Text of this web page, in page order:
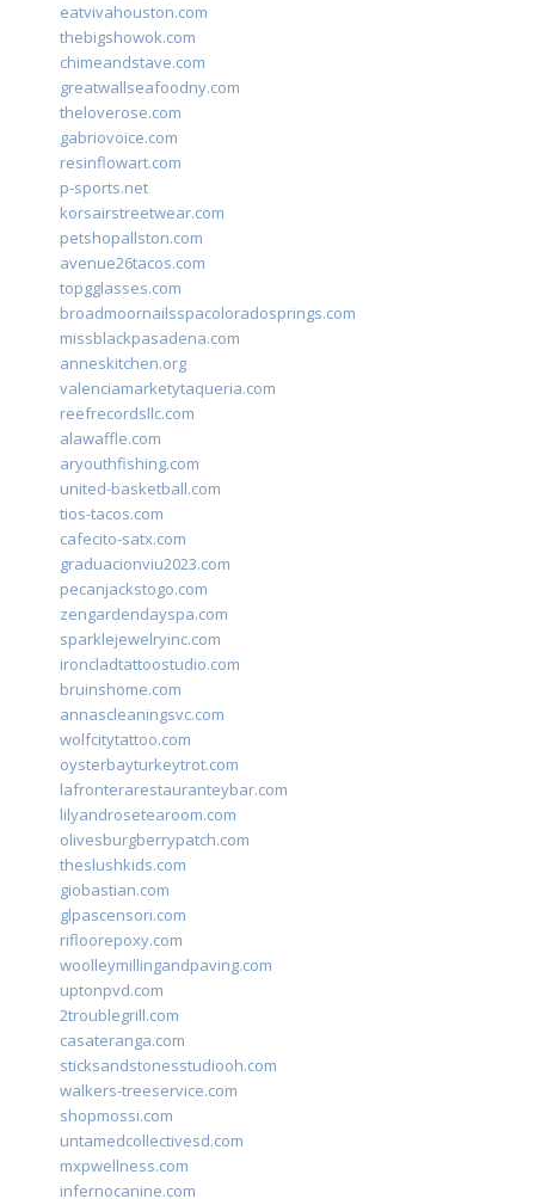
eatvivahouston.com
thebigshowok.com
chimeandstave.com
greatwallseafoodny.com
theloverose.com
gabriovoice.com
resinflowart.com
p-sports.net
korsairstreetwear.com
petshopallston.com
avenue26tacos.com
topgglasses.com
broadmoornailsspacoloradosprings.com
missblackpasadena.com
anneskitchen.org
valenciamarketytaqueria.com
reefrecordsllc.com
alawaffle.com
aryouthfishing.com
united-basketball.com
tios-tacos.com
cafecito-satx.com
graduacionviu2023.com
pecanjackstogo.com
zengardendayspa.com
sparklejewelryinc.com
ironcladtattoostudio.com
bruinshome.com
annascleaningsvc.com
wolfcitytattoo.com
oysterbayturkeytrot.com
lafronterarestauranteybar.com
lilyandrosetearoom.com
olivesburgberrypatch.com
theslushkids.com
giobastian.com
glpascensori.com
rifloorepoxy.com
woolleymillingandpaving.com
uptonpvd.com
2troublegrill.com
casateranga.com
sticksandstonesstudiooh.com
walkers-treeservice.com
shopmossi.com
untamedcollectivesd.com
mxpwellness.com
infernocanine.com